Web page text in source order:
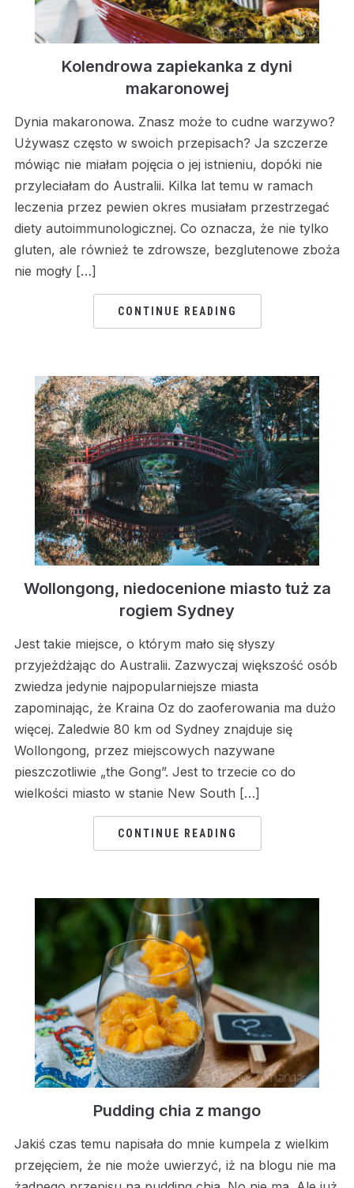
Kolendrowa zapiekanka z dyni
makaronowej
Dynia makaronowa. Znasz może to cudne warzywo?
Używasz często w swoich przepisach? Ja szczerze
mówiąc nie miałam pojęcia o jej istnieniu, dopóki nie
przyleciałam do Australii. Kilka lat temu w ramach
leczenia przez pewien okres musiałam przestrzegać
diety autoimmunologicznej. Co oznacza, że nie tylko
gluten, ale również te zdrowsze, bezglutenowe zboża
nie mogły […]
CONTINUE READING
Wollongong, niedocenione miasto tuż za
rogiem Sydney
Jest takie miejsce, o którym mało się słyszy
przyjeżdżając do Australii. Zazwyczaj większość osób
zwiedza jedynie najpopularniejsze miasta
zapominając, że Kraina Oz do zaoferowania ma dużo
więcej. Zaledwie 80 km od Sydney znajduje się
Wollongong, przez miejscowych nazywane
pieszczotliwie „the Gong”. Jest to trzecie co do
wielkości miasto w stanie New South […]
CONTINUE READING
Pudding chia z mango
Jakiś czas temu napisała do mnie kumpela z wielkim
przejęciem, że nie może uwierzyć, iż na blogu nie ma